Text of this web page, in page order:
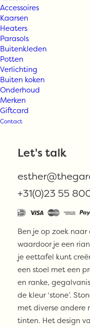
Accessoires
Kaarsen
Heaters
Parasols
Buitenkleden
Potten
Verlichting
Buiten koken
Onderhoud
Merken
Giftcard
Contact
Let's talk
+31(0)23 55
Max &
dining
€
Beschikbaar via
Max
Luuk
ACE
chair
aantal
Ben je op zoek
waardoor je een
je eettafel kunt
een stoel met een
en ranke,
de kleur ‘stone’.
met diverse andere
tinten. Het design